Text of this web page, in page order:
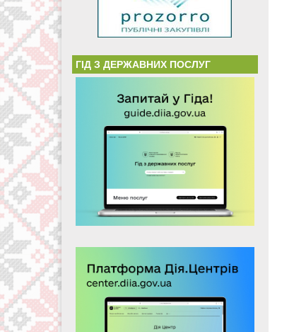
ГІД З ДЕРЖАВНИХ ПОСЛУГ